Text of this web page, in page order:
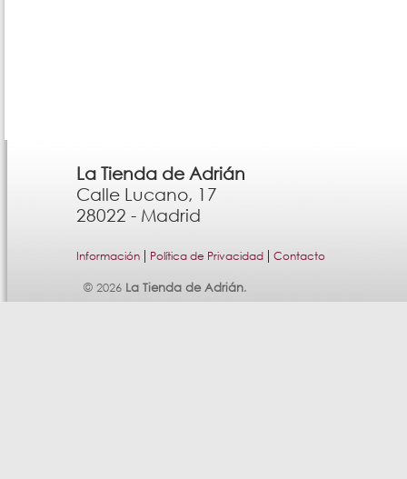
La Tienda de Adrián
Calle Lucano, 17
28022 - Madrid
Información| Política de Privacidad| Contacto
© 2026 La Tienda de Adrián.